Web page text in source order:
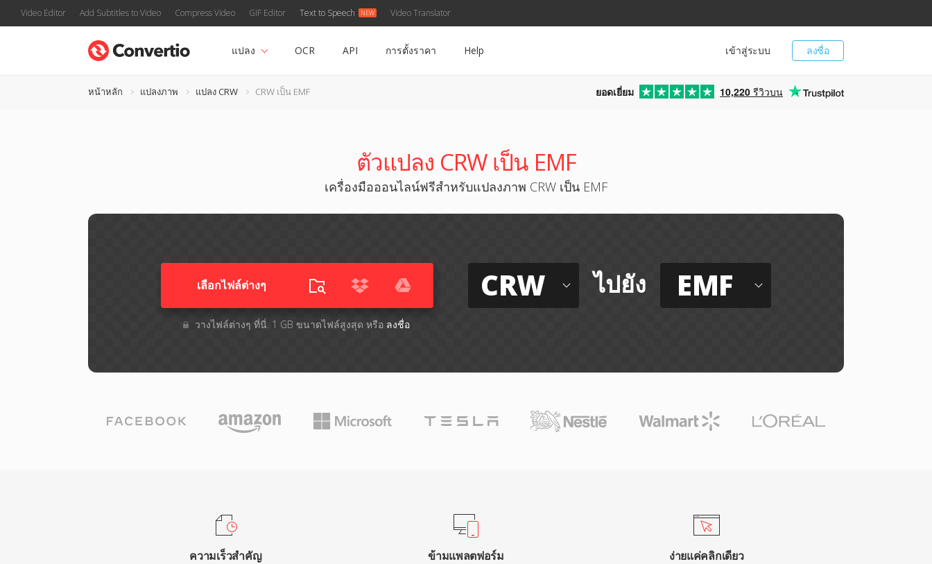
Video Editor Add Subtitles to Video Compress Video GIF Editor Text to Speech Video Translator
ลงชื่อ
เข้าสู่ระบบ
แปลง OCR API การตั้งราคา Help
หน้าหลัก แปลงภาพ แปลง CRW CRW เป็น EMF ยอดเยี่ยม 10,220 รีวิวบน
ตัวแปลง CRW เป็น EMF
เครื่องมือออนไลน์ฟรีสำหรับแปลงภาพ CRW เป็น EMF
เลือกไฟล์ต่างๆ​
วางไฟล์ต่างๆ​ ที่นี่. 1 GB ขนาดไฟล์สูงสุด หรือ ลงชื่อ
CRW ไปยัง EMF
ความเร็วสำคัญ ข้ามแพลตฟอร์ม ง่ายแค่คลิกเดียว